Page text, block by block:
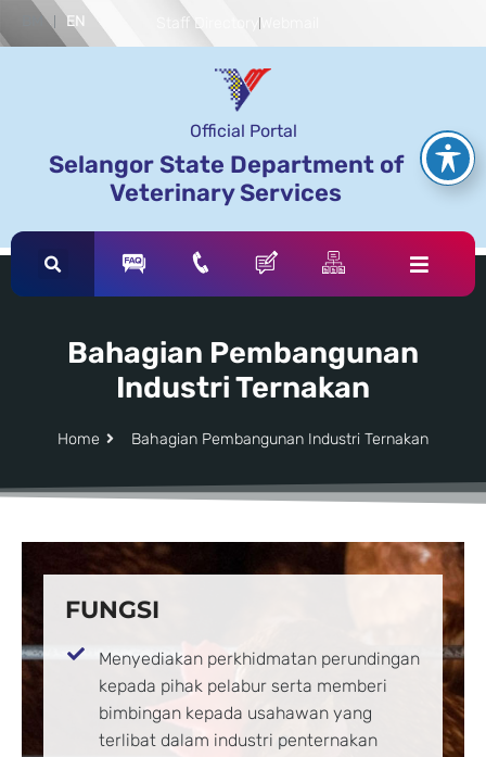
BM EN Staff Directory
Official Portal
Selangor State Department of
Veterinary Services
Bahagian Pembangunan
Industri Ternakan
Home Bahagian Pembangunan Industri Ternakan
FUNGSI
Menyediakan perkhidmatan perundingan
kepada pihak pelabur serta memberi
bimbingan kepada usahawan yang
terlibat dalam industri penternakan